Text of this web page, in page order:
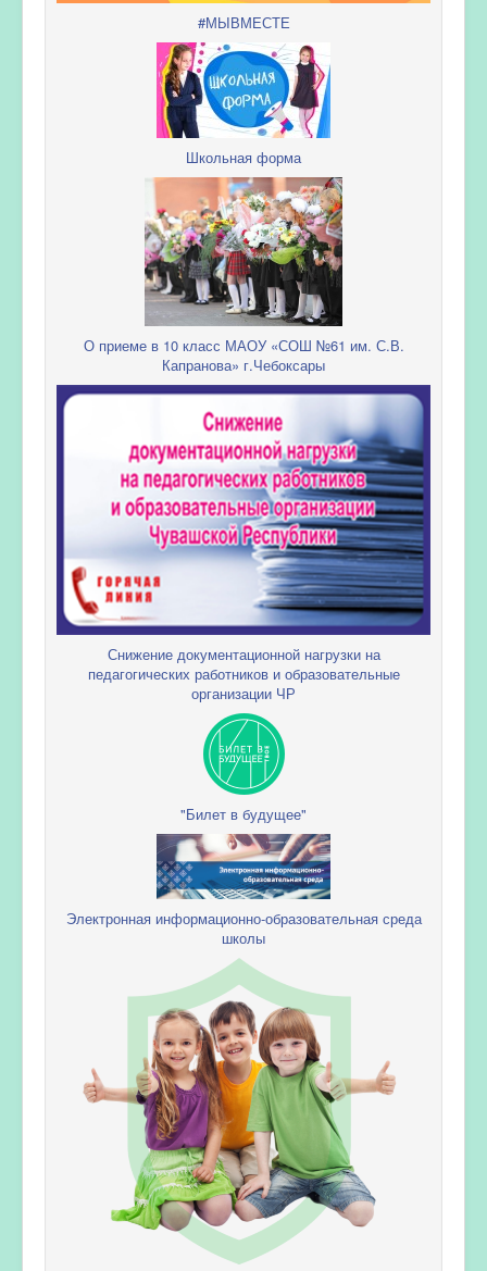
#МЫВМЕСТЕ
Школьная форма
О приеме в 10 класс МАОУ «СОШ №61 им. С.В.
Капранова» г.Чебоксары
Снижение документационной нагрузки на
педагогических работников и образовательные
организации ЧР
"Билет в будущее"
Электронная информационно-образовательная среда
школы